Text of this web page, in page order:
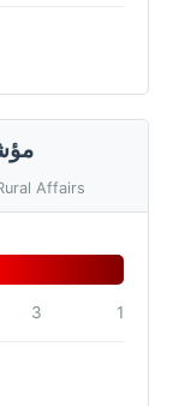
Affairs
1
3